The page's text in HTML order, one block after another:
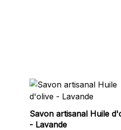
Savon artisanal Huile
- Lavande